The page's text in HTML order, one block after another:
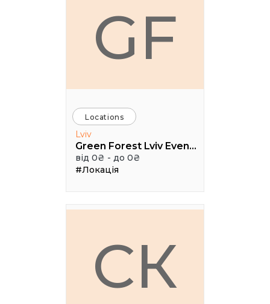
GF
Locations
Lviv
Green Forest Lviv Events
від 0₴ - до 0₴
#Локація
СК